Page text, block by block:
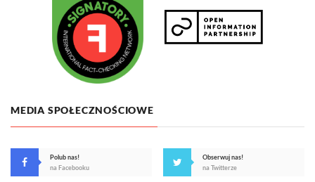
MEDIA SPOŁECZNOŚCIOWE
Polub nas!
na Facebooku
Obserwuj nas!
na Twitterze